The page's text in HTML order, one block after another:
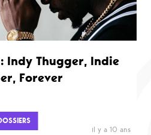
Indy Thugger, Indie
Forever
il y a 10 ans